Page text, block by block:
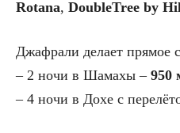
Rotana, DoubleTree by
Джафрали делает прямое
– 2 ночи в Шамахы – 950
– 4 ночи в Дохе с